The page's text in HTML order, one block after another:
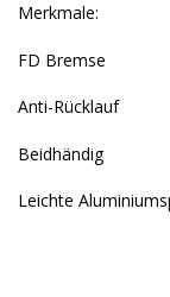
Merkmale:
FD Bremse
Anti-Rücklauf
Beidhändig
Leichte